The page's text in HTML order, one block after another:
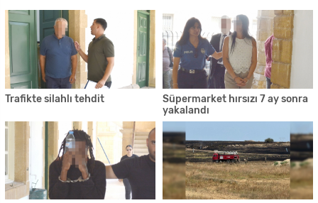
Trafikte silahlı tehdit
Süpermarket hırsızı 7 ay sonra
yakalandı